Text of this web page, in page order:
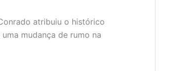
atribuiu o histórico
mudança de rumo na